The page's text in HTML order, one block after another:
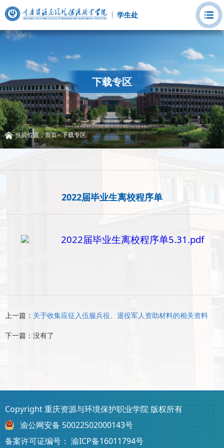
学生处
下载专区
当前位置：首页>下载专区
2022届毕业生离校程序单
2022届毕业生离校程序单5.31.pdf
上一篇： 关于收集应征入伍服兵役、退役军人资助材料的相关资料
下一篇：没有了
Copyright 重庆资源与环境保护职业学院 版权所有
渝公网安备 50022502000143号
备案许可证编号： 渝ICP备16011794号